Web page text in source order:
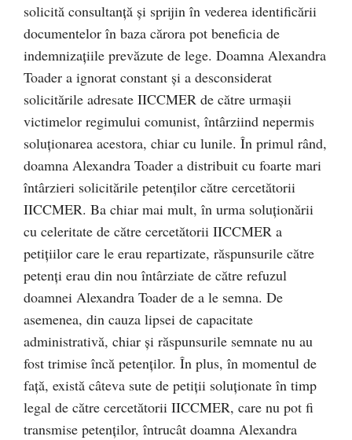
solicită consultanță și sprijin în vederea identificării
documentelor în baza cărora pot beneficia de
indemnizațiile prevăzute de lege. Doamna Alexandra
Toader a ignorat constant și a desconsiderat
solicitările adresate IICCMER de către urmașii
victimelor regimului comunist, întârziind nepermis
soluționarea acestora, chiar cu lunile. În primul rând,
doamna Alexandra Toader a distribuit cu foarte mari
întârzieri solicitările petenților către cercetătorii
IICCMER. Ba chiar mai mult, în urma soluționării
cu celeritate de către cercetătorii IICCMER a
petițiilor care le erau repartizate, răspunsurile către
petenți erau din nou întârziate de către refuzul
doamnei Alexandra Toader de a le semna. De
asemenea, din cauza lipsei de capacitate
administrativă, chiar și răspunsurile semnate nu au
fost trimise încă petenților. În plus, în momentul de
față, există câteva sute de petiții soluționate în timp
legal de către cercetătorii IICCMER, care nu pot fi
transmise petenților, întrucât doamna Alexandra